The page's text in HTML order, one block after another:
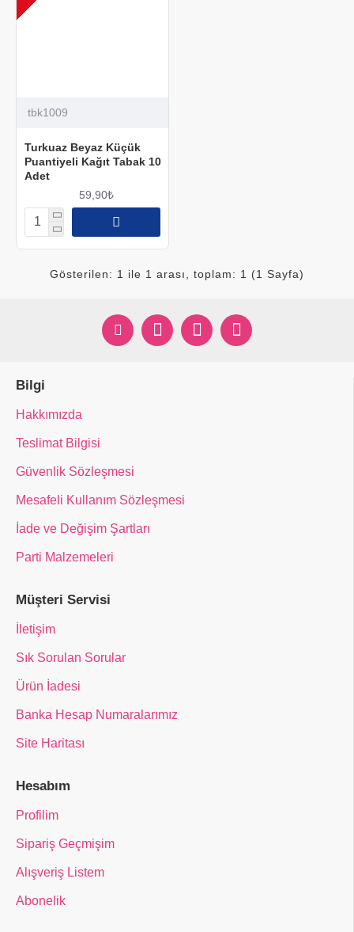
tbk1009
Turkuaz Beyaz Küçük
Puantiyeli Kağıt Tabak 10
Adet
59,90₺
Gösterilen: 1 ile 1 arası, toplam: 1 (1 Sayfa)
Bilgi
Hakkımızda
Teslimat Bilgisi
Güvenlik Sözleşmesi
Mesafeli Kullanım Sözleşmesi
İade ve Değişim Şartları
Parti Malzemeleri
Müşteri Servisi
İletişim
Sık Sorulan Sorular
Ürün İadesi
Banka Hesap Numaralarımız
Site Haritası
Hesabım
Profilim
Sipariş Geçmişim
Alışveriş Listem
Abonelik